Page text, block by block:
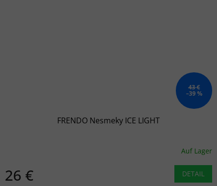
43 €
–39 %
FRENDO Nesmeky ICE LIGHT
Auf Lager
26 € DETAIL